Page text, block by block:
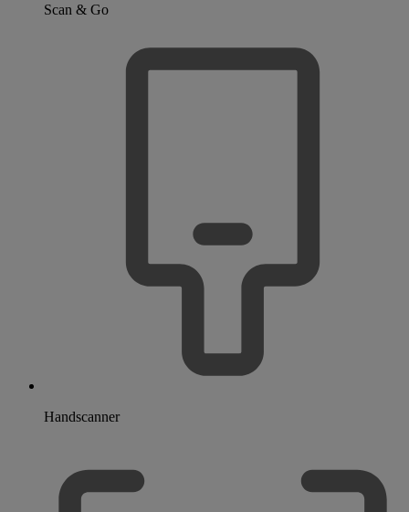
Scan & Go
Handscanner